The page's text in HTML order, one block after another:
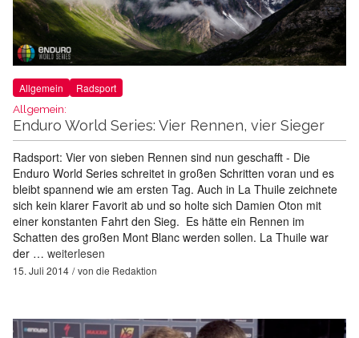
Allgemein Radsport
Allgemein:
Enduro World Series: Vier Rennen, vier Sieger
Radsport: Vier von sieben Rennen sind nun geschafft - Die
Enduro World Series schreitet in großen Schritten voran und es
bleibt spannend wie am ersten Tag. Auch in La Thuile zeichnete
sich kein klarer Favorit ab und so holte sich Damien Oton mit
einer konstanten Fahrt den Sieg. Es hätte ein Rennen im
Schatten des großen Mont Blanc werden sollen. La Thuile war
der … weiterlesen
15. Juli 2014 von die Redaktion